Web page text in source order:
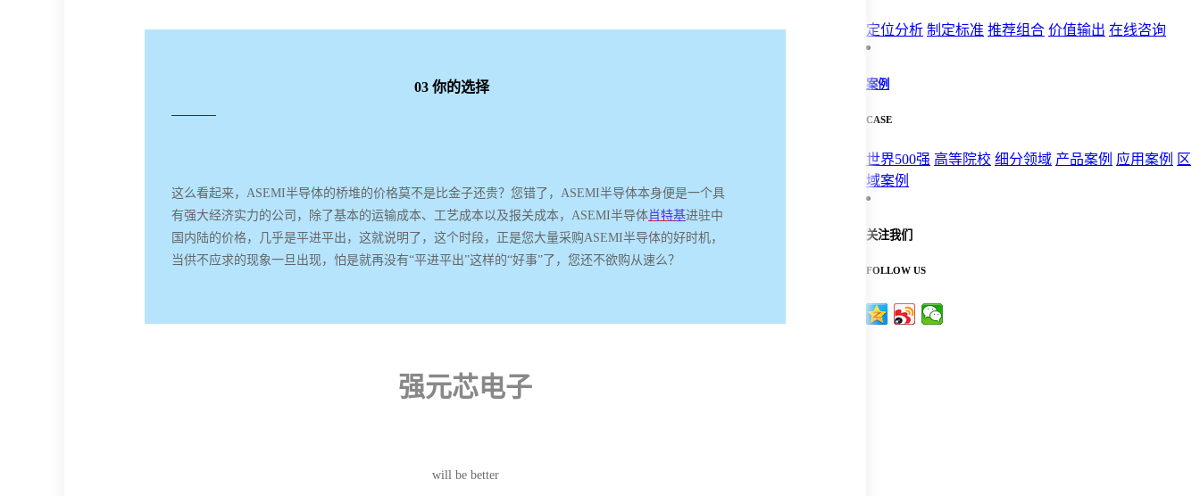
03 你的选择
这么看起来，ASEMI半导体的桥堆的价格莫不是比金子还贵？您错了，ASEMI半导体本身便是一个具
有强大经济实力的公司，除了基本的运输成本、工艺成本以及报关成本，ASEMI半导体肖特基进驻中
国内陆的价格，几乎是平进平出，这就说明了，这个时段，正是您大量采购ASEMI半导体的好时机，
当供不应求的现象一旦出现，怕是就再没有“平进平出”这样的“好事”了，您还不欲购从速么？
强元芯电子
will be better
定位分析 制定标准 推荐组合 价值输出 在线咨询
案例
CASE
世界500强 高等院校 细分领域 产品案例 应用案例
区
域案例
关注我们
FOLLOW US